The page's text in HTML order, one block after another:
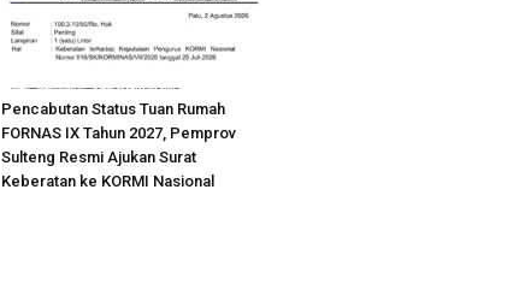
Pencabutan Status Tuan Rumah
FORNAS IX Tahun 2027, Pemprov
Sulteng Resmi Ajukan Surat
Keberatan ke KORMI Nasional